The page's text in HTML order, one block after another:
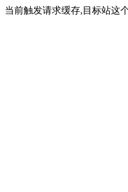
当前触发请求缓存,目标站这